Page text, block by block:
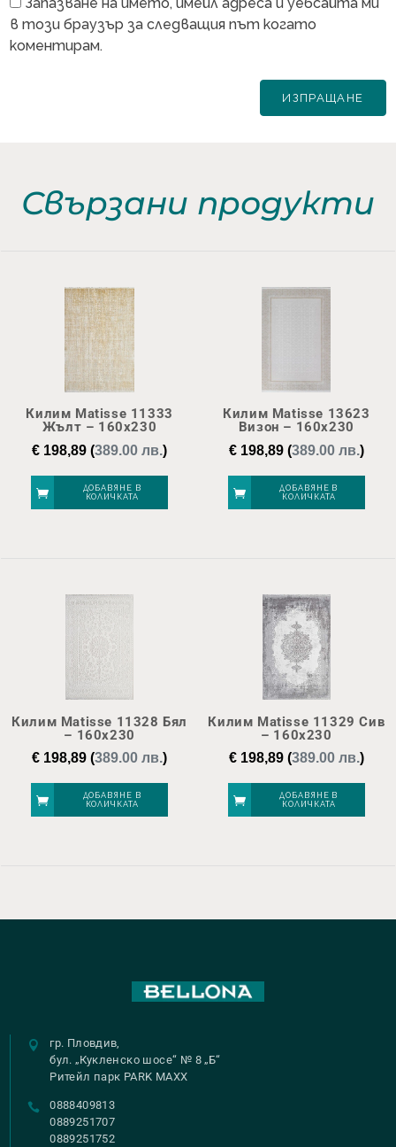
в този браузър за следващия път когато
коментирам.
Свързани продукти
Килим Matisse 11333
Жълт – 160х230
€ 198,89 (389.00 лв.)
ДОБАВЯНЕ В
КОЛИЧКАТА
Килим Matisse 13623
Визон – 160х230
€198,89(389.00 лв.)
ДОБАВЯНЕ В
КОЛИЧКАТА
Килим Matisse 11328 Бял
– 160х230
€ 198,89 (389.00 лв.)
ДОБАВЯНЕ В
КОЛИЧКАТА
Килим Matisse 11329 Сив
– 160х230
€198,89(389.00 лв.)
ДОБАВЯНЕ В
КОЛИЧКАТА
гр. Пловдив,
бул. „Кукленско шосе“ № 8 „Б“
Ритейл парк PARK MAXX
0888409813
0889251707
0889251752